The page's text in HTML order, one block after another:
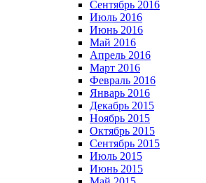
Сентябрь 2016
Июль 2016
Июнь 2016
Май 2016
Апрель 2016
Март 2016
Февраль 2016
Январь 2016
Декабрь 2015
Ноябрь 2015
Октябрь 2015
Сентябрь 2015
Июль 2015
Июнь 2015